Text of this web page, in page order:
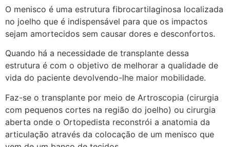
O menisco é uma estrutura fibrocartilaginosa localizada
no joelho que é indispensável para que os impactos
sejam amortecidos sem causar dores e desconfortos.
Quando há a necessidade de transplante dessa
estrutura é com o objetivo de melhorar a qualidade de
vida do paciente devolvendo-lhe maior mobilidade.
Faz-se o transplante por meio de Artroscopia (cirurgia
com pequenos cortes na região do joelho) ou cirurgia
aberta onde o Ortopedista reconstrói a anatomia da
articulação através da colocação de um menisco que